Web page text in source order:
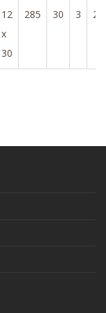
12
x
30
285 30 3